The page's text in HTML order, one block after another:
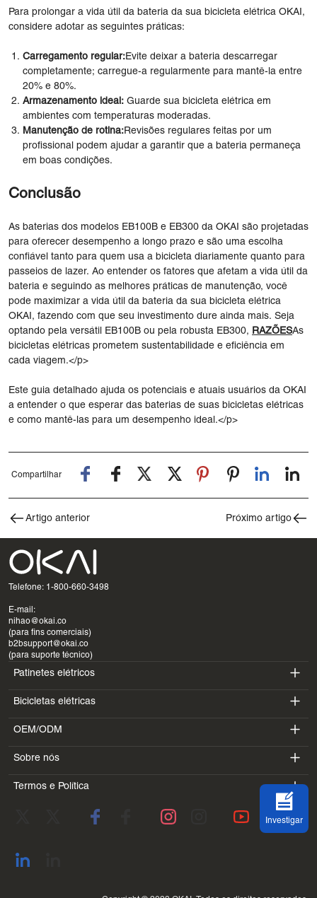
Para prolongar a vida útil da bateria da sua bicicleta elétrica OKAI,
considere adotar as seguintes práticas:
Carregamento regular:Evite deixar a bateria descarregar
completamente; carregue-a regularmente para mantê-la entre
20% e 80%.
Armazenamento ideal: Guarde sua bicicleta elétrica em
ambientes com temperaturas moderadas.
Manutenção de rotina:Revisões regulares feitas por um
profissional podem ajudar a garantir que a bateria permaneça
em boas condições.
Conclusão
As baterias dos modelos EB100B e EB300 da OKAI são projetadas
para oferecer desempenho a longo prazo e são uma escolha
confiável tanto para quem usa a bicicleta diariamente quanto para
passeios de lazer. Ao entender os fatores que afetam a vida útil da
bateria e seguindo as melhores práticas de manutenção, você
pode maximizar a vida útil da bateria da sua bicicleta elétrica
OKAI, fazendo com que seu investimento dure ainda mais. Seja
optando pela versátil EB100B ou pela robusta EB300,
RAZÕESAs
bicicletas elétricas prometem sustentabilidade e eficiência em
cada viagem.</p>
Este guia detalhado ajuda os potenciais e atuais usuários da OKAI
a entender o que esperar das baterias de suas bicicletas elétricas
e como mantê-las para um desempenho ideal.</p>
Compartilhar
Artigo anterior Próximo artigo
Telefone: 1-800-660-3498
E-mail:
nihao@okai.co
(para fins comerciais)
b2bsupport@okai.co
(para suporte técnico)
Patinetes elétricos
ES400A
ES410
ES600P
Bicicletas elétricas
EB100B
EB300
EB100B V3
OEM/ODM
SV3
BV5
Sobre nós
Introdução
Termos e Política
Termos de serviço
Investigar